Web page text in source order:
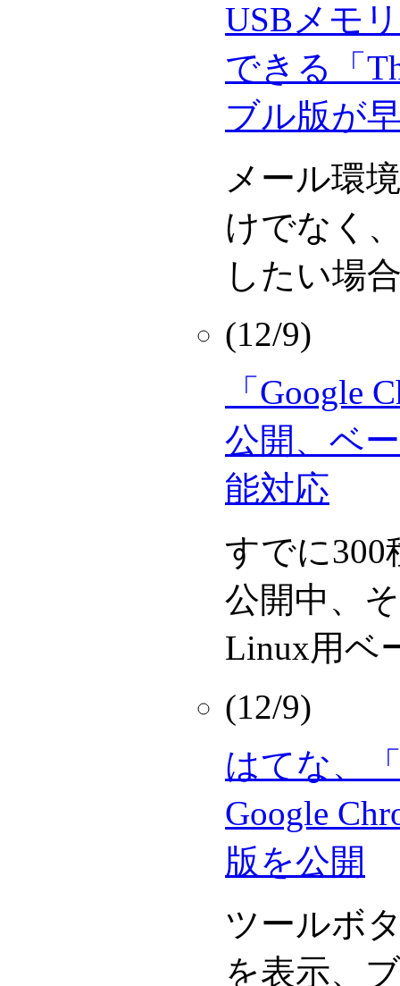
USBメモ
できる「
ブル版が
メール環
けでなく
したい場
(12/9)
「Google
公開、ベ
能対応
すでに300
公開中、
Linux用ベ
(12/9)
はてな、
Google
版を公開
ツールボ
を表示、